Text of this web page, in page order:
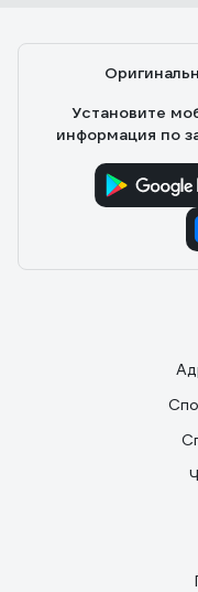
Установите
информация по